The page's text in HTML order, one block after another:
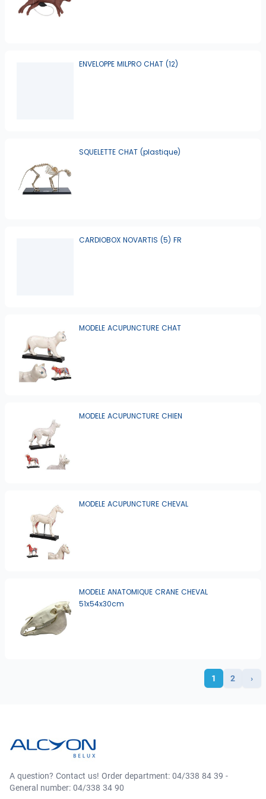
ENVELOPPE MILPRO CHAT (12)
SQUELETTE CHAT (plastique)
CARDIOBOX NOVARTIS (5) FR
MODELE ACUPUNCTURE CHAT
MODELE ACUPUNCTURE CHIEN
MODELE ACUPUNCTURE CHEVAL
MODELE ANATOMIQUE CRANE CHEVAL
51x54x30cm
1 2 ›
A question? Contact us! Order department: 04/338 84 39 -
General number: 04/338 34 90